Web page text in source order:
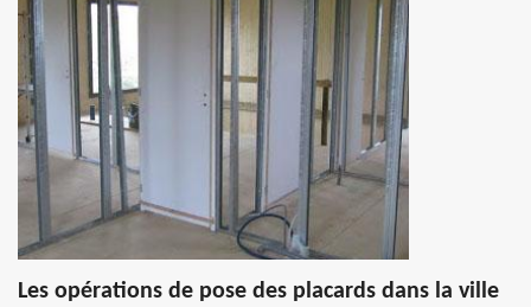
Les opérations de pose des placards dans la ville